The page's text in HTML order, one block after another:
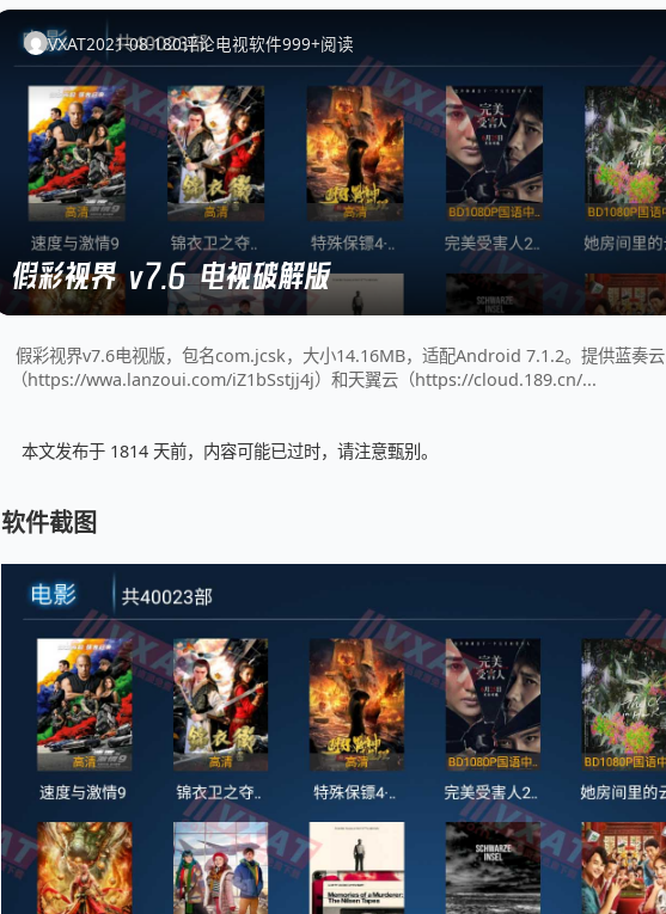
VXAT2021-08-180评论电视软件999+阅读
假彩视界 v7.6 电视破解版
假彩视界v7.6电视版，包名com.jcsk，大小14.16MB，适配Android 7.1.2。提供蓝奏云
（https://wwa.lanzoui.com/iZ1bSstjj4j）和天翼云（https://cloud.189.cn/...
本文发布于 1814 天前，内容可能已过时，请注意甄别。
软件截图